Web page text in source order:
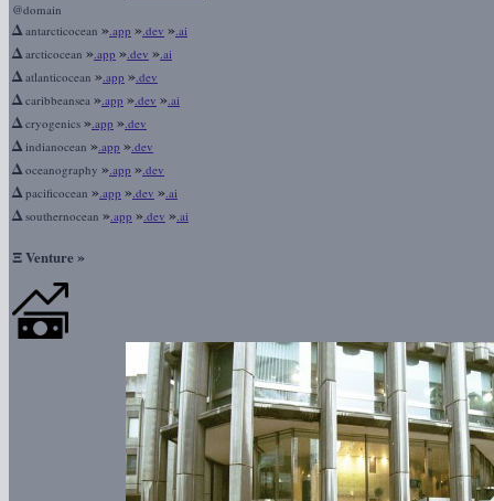
@domain
Δantarcticocean ».app ».dev ».ai
Δarcticocean ».app ».dev ».ai
Δatlanticocean ».app ».dev
Δcaribbeansea ».app ».dev ».ai
Δcryogenics ».app ».dev
Δindianocean ».app ».dev
Δoceanography ».app ».dev
Δpacificocean ».app ».dev ».ai
Δsouthernocean ».app ».dev ».ai
ΞVenture»